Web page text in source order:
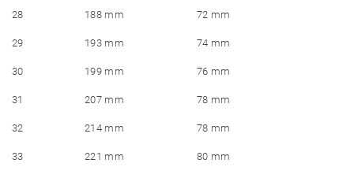
28 188 mm 72 mm
29 193 mm 74 mm
30 199 mm 76 mm
31 207 mm 78 mm
32 214 mm 78 mm
33 221 mm 80 mm